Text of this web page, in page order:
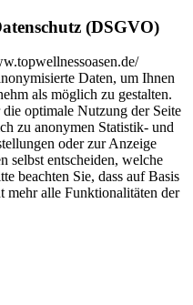
(DSGVO)
Daten, um Ihnen
als möglich zu gestalten.
optimale Nutzung der Seite
zu anonymen Statistik- und
oder zur Anzeige
selbst entscheiden, welche
beachten Sie, dass auf Basis
alle Funktionalitäten der